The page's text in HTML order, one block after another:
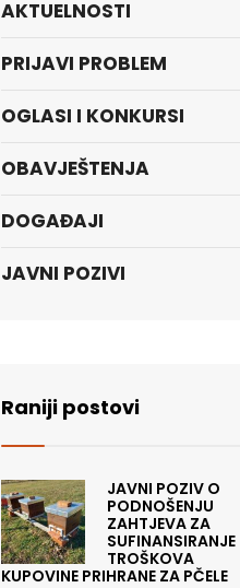
AKTUELNOSTI
PRIJAVI PROBLEM
OGLASI I KONKURSI
OBAVJEŠTENJA
DOGAĐAJI
JAVNI POZIVI
Raniji postovi
JAVNI POZIV O
PODNOŠENJU
ZAHTJEVA ZA
SUFINANSIRANJE
TROŠKOVA
KUPOVINE PRIHRANE ZA PČELE